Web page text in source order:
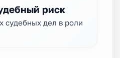
риск
судебных дел в роли